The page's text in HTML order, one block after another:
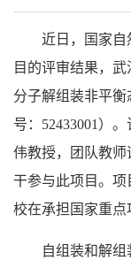
近日，国家自
目的评审结果，
分子解组装非平
号：52433001）
伟教授，团队教师
干参与此项目。项
校在承担国家重点
自组装和解